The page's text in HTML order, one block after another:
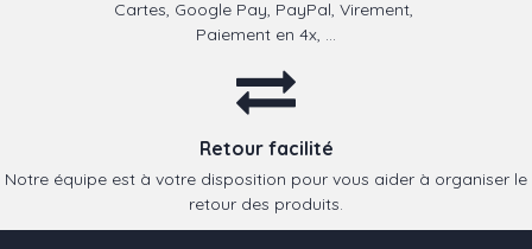
Cartes, Google Pay, PayPal, Virement,
Paiement en 4x, ...
Retour facilité
Notre équipe est à votre disposition pour vous aider à organiser le
retour des produits.